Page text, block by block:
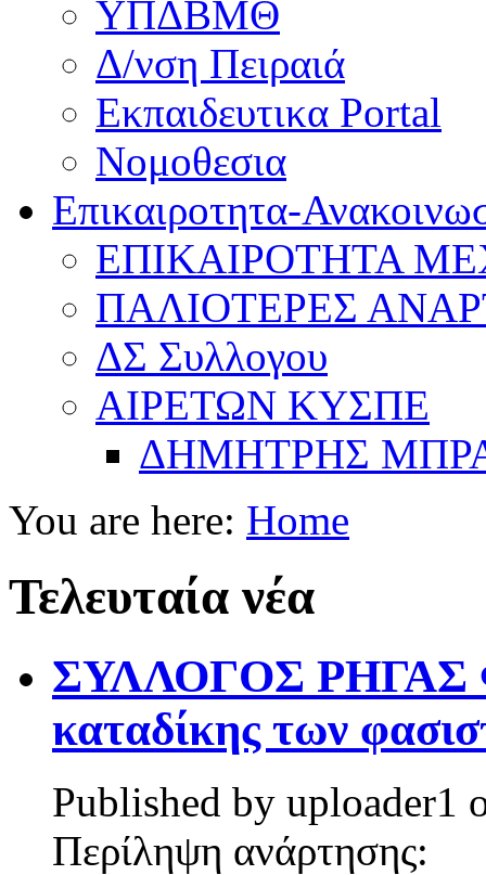
ΥΠΔΒΜΘ
Δ/νση Πειραιά
Εκπαιδευτικα Portal
Νομοθεσια
Επικαιροτητα-
ΕΠΙΚΑΙΡΟΤΗΤΑ
ΠΑΛΙΟΤΕΡΕΣ
ΔΣ Συλλογου
ΑΙΡΕΤΩΝ ΚΥΣΠΕ
ΔΗΜΗΤΡΗΣ
You are here: Home
Τελευταία νέα
ΣΥΛΛΟΓΟΣ ΡΗΓΑΣ
καταδίκης των
Published by uploader1
Περίληψη ανάρτησης: